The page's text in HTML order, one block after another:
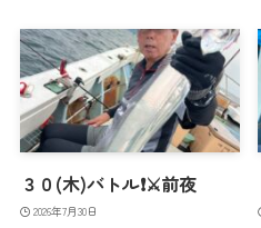
３０(木)バトル❗️⚔️前夜
2026年7月30日